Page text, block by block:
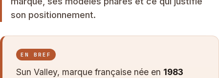
son positionnement.
EN BREF
Sun Valley, marque française née en 1983